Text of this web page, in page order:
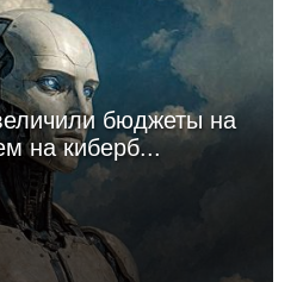
бюджеты на
на киберб...